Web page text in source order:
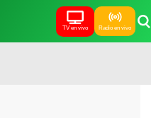
TV en vivo Radio en vivo